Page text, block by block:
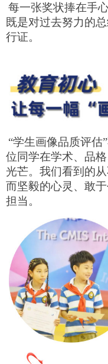
每一张奖状捧在手
既是对过去努力的
行证。
“学生画像品质评估
位同学在学术、品
光芒。我们看到的
而坚毅的心灵、敢
担当。